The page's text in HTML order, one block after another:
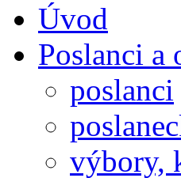
Úvod
Poslanci a
poslanci
výbory,